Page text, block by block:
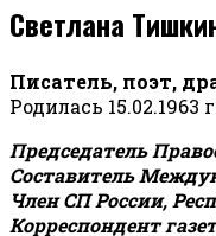
Светлана
Писатель, поэт,
Родилась 15.02.1963
Председатель
Составитель
Член СП России,
Корреспондент